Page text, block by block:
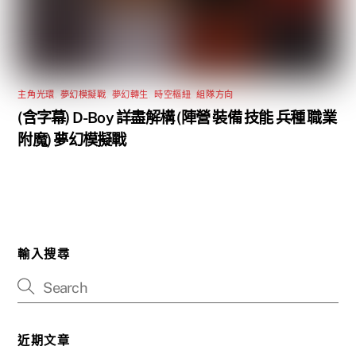
主角光環 夢幻模擬戰 夢幻轉生 ,時空樞紐 ,組隊方向
(含字幕) D-Boy 詳盡解構 (陣營 裝備 技能 兵種 職業
附魔) 夢幻模擬戰
輸入搜尋
近期文章